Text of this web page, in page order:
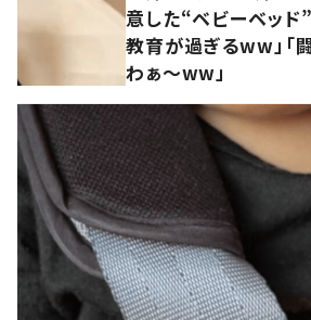
意した“ベビーベッド
教育が過ぎるww」「
わぁ～ww」